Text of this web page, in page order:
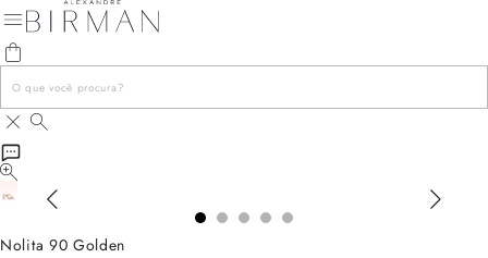
Nolita 90 Golden